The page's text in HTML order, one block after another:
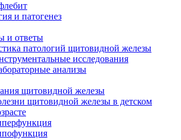
и патогенез
и ответы
патологий щитовидной железы
исследования
анализы
щитовидной железы
щитовидной железы в детском